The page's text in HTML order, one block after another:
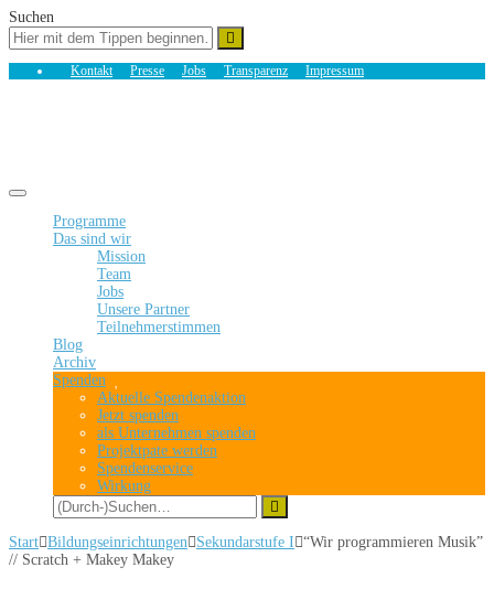
Suchen
Kontakt Presse Jobs Transparenz Impressum
Toggle navigation
Programme
Das sind wir
Mission
Team
Jobs
Unsere Partner
Teilnehmerstimmen
Blog
Archiv
Spenden
Aktuelle Spendenaktion
Jetzt spenden
als Unternehmen spenden
Projektpate werden
Spendenservice
Wirkung
Start Bildungseinrichtungen Sekundarstufe I “Wir programmieren Musik”
// Scratch + Makey Makey